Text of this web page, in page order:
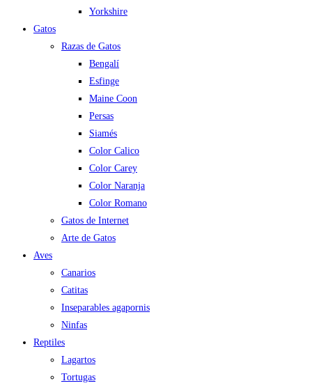
Yorkshire
Gatos
Razas de Gatos
Bengalí
Esfinge
Maine Coon
Persas
Siamés
Color Calico
Color Carey
Color Naranja
Color Romano
Gatos de Internet
Arte de Gatos
Aves
Canarios
Catitas
Inseparables agapornis
Ninfas
Reptiles
Lagartos
Tortugas